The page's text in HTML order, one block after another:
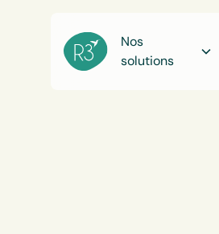
Nos
solutions